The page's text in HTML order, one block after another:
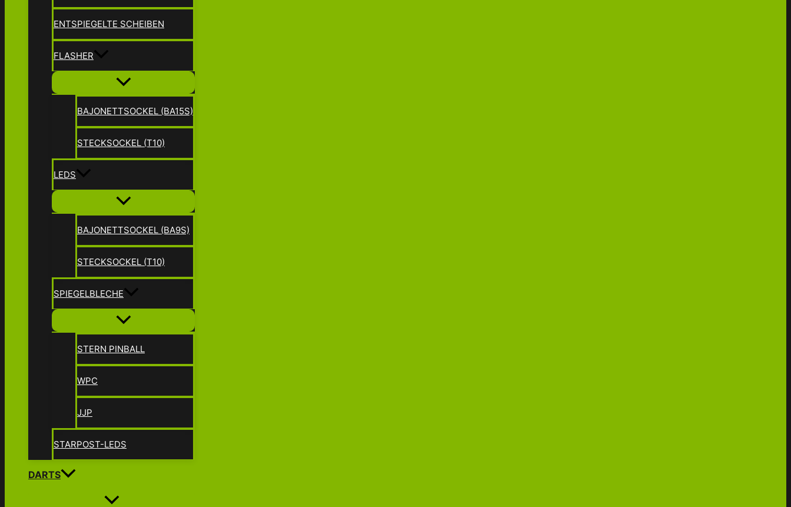
ENTSPIEGELTE SCHEIBEN
FLASHER
BAJONETTSOCKEL (BA15S)
STECKSOCKEL (T10)
LEDS
BAJONETTSOCKEL (BA9S)
STECKSOCKEL (T10)
SPIEGELBLECHE
STERN PINBALL
WPC
JJP
STARPOST-LEDS
DARTS